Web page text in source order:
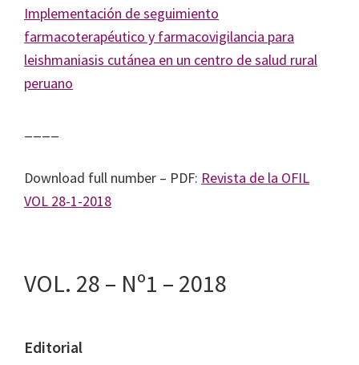
Implementación de seguimiento
farmacoterapéutico y farmacovigilancia para
leishmaniasis cutánea en un centro de salud rural
peruano
Download full number – PDF: Revista de la OFIL
VOL 28-1-2018
VOL. 28 – Nº1 – 2018
Editorial